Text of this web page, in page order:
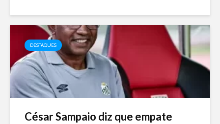
DESTAQUES
César Sampaio diz que empate